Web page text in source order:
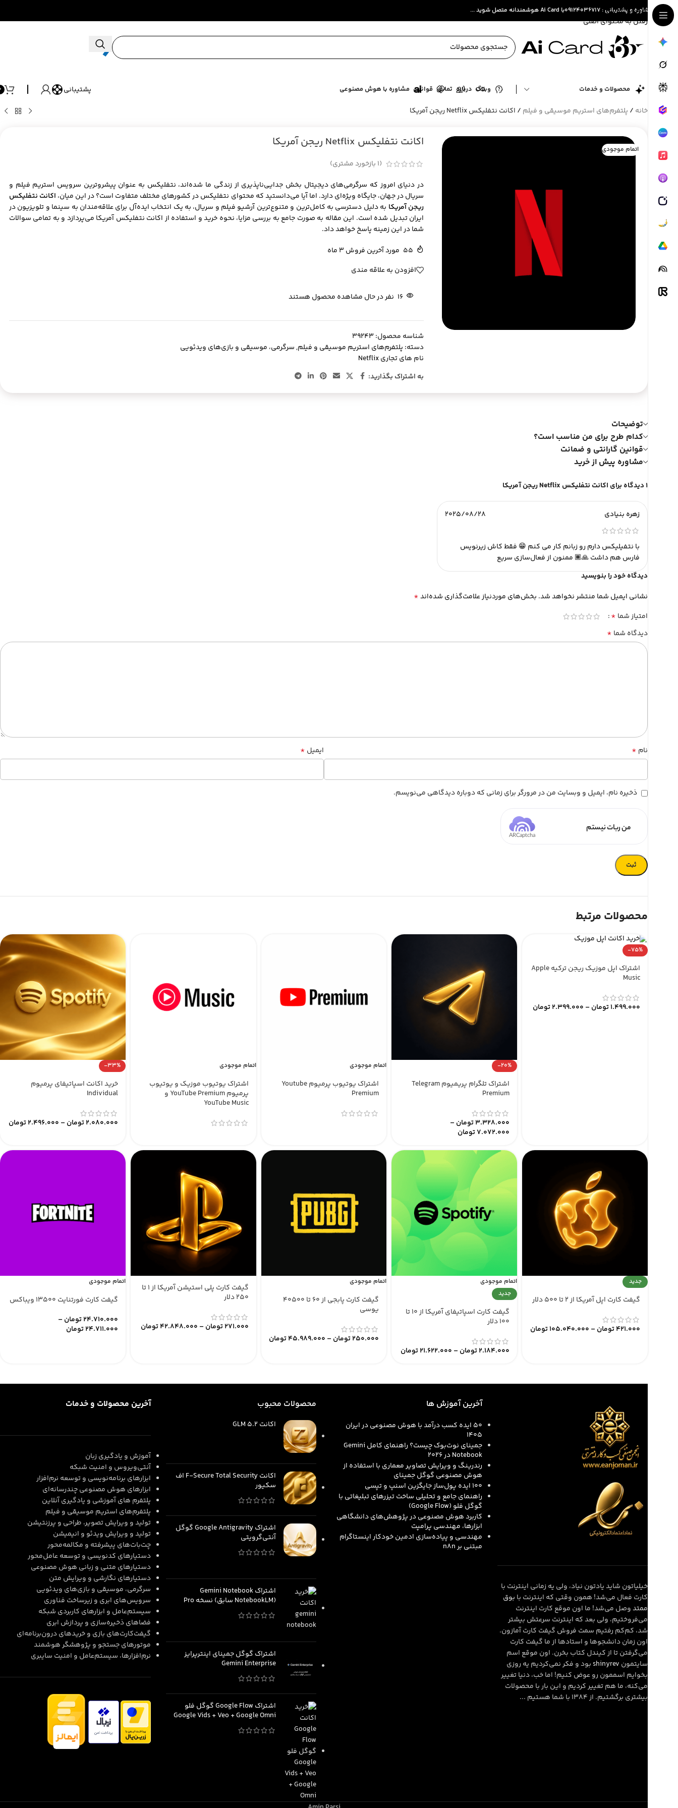
عبور به ناوبری
رفتن به محتوای اصلی
چگونه گارانتی و ضمانت می کنیم ؟در
مشاوره و پشتیبانی : ۰۹۱۲۴۰۳۶۷۱۷ با Ai Card هوشمندانه متصل شوید ...
محصولات و خدمات وبلاگ درباره تماس قوانین مشاوره با هوش مصنوعی پشتیبانی
خانه / پلتفرم‌های استریم موسیقی و فیلم / اکانت نتفلیکس Netflix ریجن آمریکا
اتمام موجودی اکانت نتفلیکس Netflix ریجن آمریکا
(
1 بازخورد مشتری)
در دنیای امروز که سرگرمی‌های دیجیتال بخش جدایی‌ناپذیری از زندگی ما شده‌اند، نتفلیکس به عنوان پیشروترین سرویس استریم فیلم و
سریال در جهان، جایگاه ویژه‌ای دارد. اما آیا می‌دانستید که محتوای نتفلیکس در کشورهای مختلف متفاوت است؟ در این میان، اکانت نتفلیکس
ریجن آمریکا به دلیل دسترسی به کامل‌ترین و متنوع‌ترین آرشیو فیلم و سریال، به یک انتخاب ایده‌آل برای علاقه‌مندان به سینما و تلویزیون در
ایران تبدیل شده است. این مقاله به صورت جامع به بررسی مزایا، نحوه خرید و استفاده از اکانت نتفلیکس آمریکا می‌پردازد و به تمامی سوالات
شما در این زمینه پاسخ خواهد داد.
55 مورد آخرین فروش 3 ماه
افزودن به علاقه مندی
16 نفر در حال مشاهده محصول هستند
شناسه محصول: 39243
دسته: پلتفرم‌های استریم موسیقی و فیلم,سرگرمی، موسیقی و بازی‌های ویدئویی
نام های تجاریNetflix
به اشتراک بگذارید:
توضیحات
کدام طرح برای من مناسب است؟
قوانین گارانتی و ضمانت
مشاوره پیش از خرید
1 دیدگاه برای اکانت نتفلیکس Netflix ریجن آمریکا
زهره بنیادی 2025/08/28
با نتفیلیکس دارم رو زبانم کار می کنم 😁 فقط کاش زیرنویس
فارس هم داشت 🙏🏾 ممنون از فعال‌سازی سریع
دیدگاه خود را بنویسید
نشانی ایمیل شما منتشر نخواهد شد. بخش‌های موردنیاز علامت‌گذاری شده‌اند*
امتیاز شما *
دیدگاه شما *
نام * ایمیل *
ذخیره نام، ایمیل و وبسایت من در مرورگر برای زمانی که دوباره دیدگاهی می‌نویسم.
من ربات نیستم
ARCaptcha
محصولات مرتبط
-75%
اشتراک اپل موزیک ریجن ترکیه Apple
Music
1.499.000تومان –
2.399.000تومان
-20%
اشتراک تلگرام پریمیوم Telegram
Premium
3.328.000تومان –
7.072.000تومان
اتمام موجودی
اشتراک یوتیوب پرمیوم Youtube
Premium
اتمام موجودی
اشتراک یوتیوب موزیک و یوتیوب
پرمیوم YouTube Premium و
YouTube Music
-33%
خرید اکانت اسپاتیفای پرمیوم
Individual
2.080.000تومان –
2.496.000تومان
جدید
گیفت کارت اپل آمریکا از ۲ تا ۵۰۰ دلار
421.000تومان –
105.040.000تومان
اتمام موجودی
جدید
گیفت کارت اسپاتیفای آمریکا از ۱۰ تا
۱۰۰ دلار
2.184.000تومان –
21.622.000تومان
اتمام موجودی
گیفت کارت پابجی از ۶۰ تا ۴۰۵۰۰
یوسی
250.000تومان –
45.989.000تومان
گیفت کارت پلی استیشن آمریکا از ۱ تا
۲۵۰ دلار
271.000تومان –
42.848.000تومان
اتمام موجودی
گیفت کارت فورتنایت ۱۳۵۰۰ ویباکس
24.710.000تومان –
24.711.000تومان
خیلیاتون شاید یادتون نیاد، ولی یه زمانی اینترنت با
کارت فعال می‌شد! همون وقتی که اینترنت با بوق
ممتدوصل می‌شد! ما اون موقع کارت اینترنت
می‌فروختیم، ولی بعد که اینترنت سرعتش بیشتر
شد، کم‌کم رفتیم سمت فروش گیفت کارت آمازون.
اون زمان دانشجوها و استادها از ما گیفت کارت
می‌گرفتن تا از کیندل کتاب بخرن. اون موقع اسم
سایتمون shinyrevبود و فکر نمی‌کردیم یه روزی
بخوایم اسممون رو عوض کنیم! اما خب، دنیا تغییر
می‌کنه، ما هم تغییر کردیم و این بار با محصولات
بیشتری برگشتیم. از ۱۳۸۴ با شما هستیم ...
آخرین آموزش ها
۵۰ ایده کسب درآمد با هوش مصنوعی در ایران
۱۴۰۵
جمینای نوت‌بوک چیست؟ راهنمای کامل Gemini
Notebook در ۲۰۲۶
رندرینگ و ویرایش تصاویر معماری با استفاده از
هوش مصنوعی گوگل جمینای
۱۰۰ ایده پول‌ساز جایگزین اسنپ و تپسی
راهنمای جامع و تحلیلی ساخت تیزرهای تبلیغاتی با
گوگل فلو (Google Flow)
کاربرد هوش مصنوعی در پژوهش‌های دانشگاهی
ابزارها، مهندسی پرامپت
مهندسی و پیاده‌سازی ادمین خودکار اینستاگرام
مبتنی بر n8n
محصولات محبوب
اکانت GLM 5.2
اکانت F-Secure Total Security اف
سکیور
اشتراک Google Antigravity گوگل
آنتی‌گرویتی
اشتراک Gemini Notebook
(NotebookLM سابق) نسخه Pro
اشتراک گوگل جمینای اینترپرایز
Gemini Enterprise
اشتراک Google Flow گوگل فلو
Google Vids + Veo + Google Omni
آخرین محصولات و خدمات
آموزش و یادگیری زبان
آنتی‌ویروس و امنیت شبکه
ابزارهای برنامه‌نویسی و توسعه نرم‌افزار
ابزارهای هوش مصنوعی چندرسانه‌ای
پلتفرم های آموزشی و یادگیری آنلاین
پلتفرم‌های استریم موسیقی و فیلم
تولید و ویرایش تصویر، طراحی و پرزنتیشن
تولید و ویرایش ویدئو و انیمیشن
چت‌بات‌های پیشرفته و مکالمه‌محور
دستیارهای کدنویسی و توسعه عامل‌محور
دستیارهای متنی و زبانی هوش مصنوعی
دستیارهای نگارشی و ویرایش متن
سرگرمی، موسیقی و بازی‌های ویدئویی
سرویس‌های ابری و زیرساخت فناوری
سیستم‌عامل و ابزارهای کاربردی شبکه
فضاهای ذخیره‌سازی و پردازش ابری
گیفت‌کارت‌های بازی و خریدهای درون‌برنامه‌ای
موتورهای جستجو و پژوهشگر هوشمند
نرم‌افزارها، سیستم‌عامل و امنیت سایبری